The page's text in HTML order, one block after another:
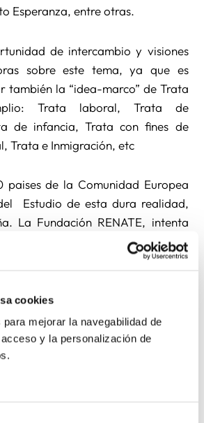
cookies
mejorar la navegabilidad de
y la personalización de
Esperanza, entre otras.
de intercambio y visiones
sobre este tema, ya que es
también la “idea-marco” de Trata
Trata laboral, Trata de
de infancia, Trata con fines de
Trata e Inmigración, etc
paises de la Comunidad Europea
Estudio de esta dura realidad,
La Fundación RENATE, intenta
obtener datos actualizados y una
qué países son de origen, países
forma que ayuden a situar mejor
de este fenómeno social, y
bilateramente.